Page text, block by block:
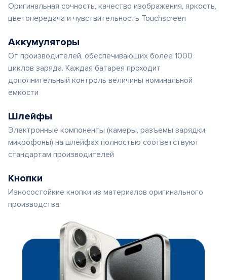
Оригинальная сочность, качество изображения, яркость,
цветопередача и чувствительность Touchscreen
Аккумуляторы
От производителей, обеспечивающих более 1000
циклов заряда. Каждая батарея проходит
дополнительный контроль величины номинальной
емкости
Шлейфы
Электронные компоненты (камеры, разъемы зарядки,
микрофоны) на шлейфах полностью соответствуют
стандартам производителей
Кнопки
Износостойкие кнопки из материалов оригинального
производства